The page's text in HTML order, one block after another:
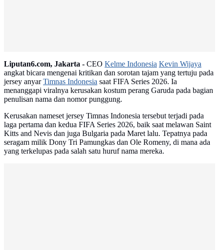
Liputan6.com, Jakarta - CEO Kelme Indonesia Kevin Wijaya
angkat bicara mengenai kritikan dan sorotan tajam yang tertuju pada
jersey anyarTimnas Indonesia saat FIFA Series 2026. Ia
menanggapi viralnya kerusakan kostum perang Garuda pada bagian
penulisan nama dan nomor punggung.
Kerusakan nameset jersey Timnas Indonesia tersebut terjadi pada
laga pertama dan kedua FIFA Series 2026, baik saat melawan Saint
Kitts and Nevis dan juga Bulgaria pada Maret lalu. Tepatnya pada
seragam milik Dony Tri Pamungkas dan Ole Romeny, di mana ada
yang terkelupas pada salah satu huruf nama mereka.